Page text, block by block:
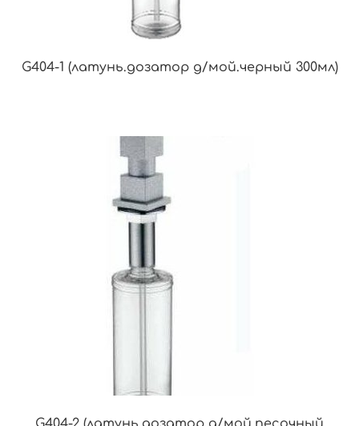
G404-1 (латунь.дозатор д/мой.черный 300мл)